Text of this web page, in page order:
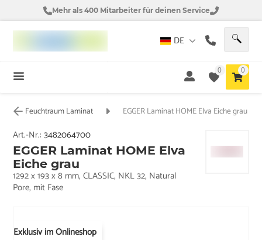
Mehr als 400 Mitarbeiter für deinen Service
DE
0 0
Feuchtraum Laminat EGGER Laminat HOME Elva Eiche grau
Exklusiv im Onlineshop
Art.-Nr.:3482064700
EGGER Laminat HOME Elva
Eiche grau
1292 x 193 x 8 mm, CLASSIC, NKL 32, Natural
Pore, mit Fase